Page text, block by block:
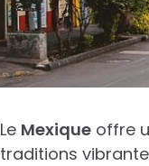
Le Mexiqueoffre
traditions